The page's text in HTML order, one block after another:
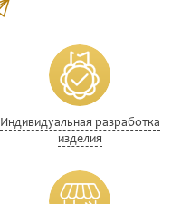
Индивидуальная разработка
изделия